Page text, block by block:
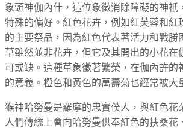
象頭神伽內什，這位象徵消除障礙的神祇
特殊的偏好。紅色花卉，例如紅芙蓉和紅
的主要祭品，因為紅色代表著活力和戰勝
草雖然並非花卉，但它及其開出的小花在
可或缺。這種草象徵著繁榮，在伽內許的
的意義。橙色和黃色的萬壽菊也經常被大
猴神哈努曼是羅摩的忠實僕人，與紅色花
人們傳統上會向哈努曼供奉紅色的扶桑花